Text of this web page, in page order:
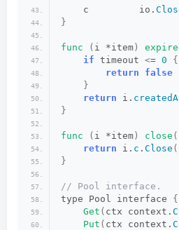
    c         io.
}
func ( i *item )
if timeout <= 0
{
return
false
}
return i.
}
func ( i *item ) close
return i. c . Close
}
// Pool interface.
type Pool interface {
Get ( ctx context.
Put ( ctx context.